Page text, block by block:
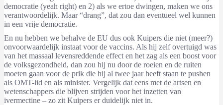
democratie (yeah right) en 2) als we ertoe dwingen, maken we ons
verantwoordelijk. Maar “drang”, dat zou dan eventueel wel kunnen
in een vrije democratie.
En nu hebben we behalve de EU dus ook Kuipers die niet (meer?)
onvoorwaardelijk instaat voor de vaccins. Als hij zelf overtuigd was
van het massaal levensreddende effect en het zag als een boost voor
de volksgezondheid, dan zou hij nu door de roeien en de ruiten
moeten gaan voor de prik die hij al twee jaar heeft staan te pushen
als OMT-lid en als minister. Vergelijk dat eens met de artsen en
wetenschappers die blijven strijden voor het inzetten van
ivermectine – zo zit Kuipers er duidelijk niet in.